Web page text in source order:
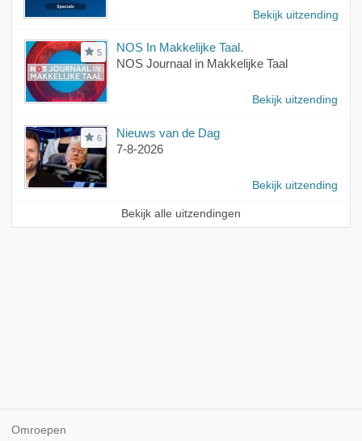
Bekijk uitzending
5
NOS In Makkelijke Taal.
NOS Journaal in Makkelijke Taal
Bekijk uitzending
6
Nieuws van de Dag
7-8-2026
Bekijk uitzending
Bekijk alle uitzendingen
Omroepen